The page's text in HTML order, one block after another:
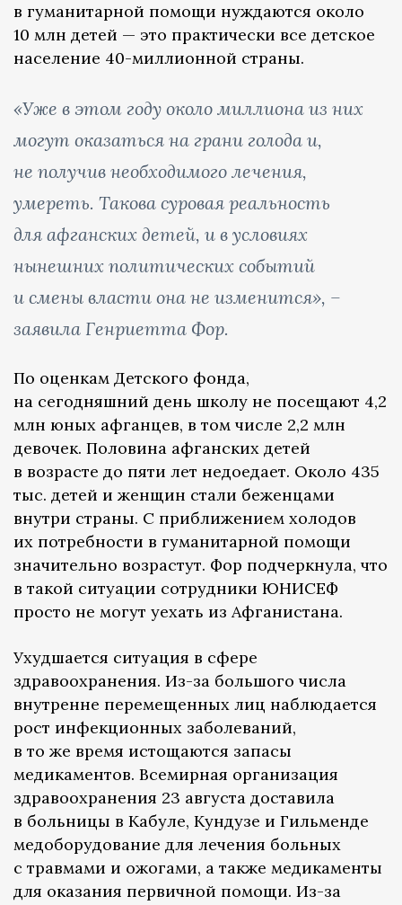
в гуманитарной помощи нуждаются около
10 млн детей — это практически все детское
население 40-миллионной страны.
«Уже в этом году около миллиона из них
могут оказаться на грани голода и,
не получив необходимого лечения,
умереть. Такова суровая реальность
для афганских детей, и в условиях
нынешних политических событий
и смены власти она не изменится», –
заявила Генриетта Фор.
По оценкам Детского фонда,
на сегодняшний день школу не посещают 4,2
млн юных афганцев, в том числе 2,2 млн
девочек. Половина афганских детей
в возрасте до пяти лет недоедает. Около 435
тыс. детей и женщин стали беженцами
внутри страны. С приближением холодов
их потребности в гуманитарной помощи
значительно возрастут. Фор подчеркнула, что
в такой ситуации сотрудники ЮНИСЕФ
просто не могут уехать из Афганистана.
Ухудшается ситуация в сфере
здравоохранения. Из-за большого числа
внутренне перемещенных лиц наблюдается
рост инфекционных заболеваний,
в то же время истощаются запасы
медикаментов. Всемирная организация
здравоохранения 23 августа доставила
в больницы в Кабуле, Кундузе и Гильменде
медоборудование для лечения больных
с травмами и ожогами, а также медикаменты
для оказания первичной помощи. Из-за